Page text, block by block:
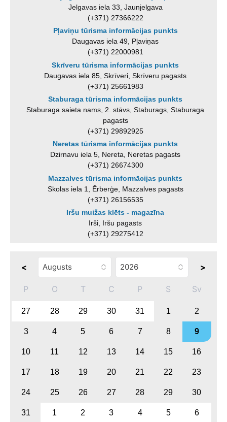
Jelgavas iela 33, Jaunjelgava
(+371) 27366222
Pļaviņu tūrisma informācijas punkts
Daugavas iela 49, Pļaviņas
(+371) 22000981
Skrīveru tūrisma informācijas punkts
Daugavas iela 85, Skrīveri, Skrīveru pagasts
(+371) 25661983
Staburaga tūrisma informācijas punkts
Staburaga saieta nams, 2. stāvs, Staburags, Staburaga
pagasts
(+371) 29892925
Neretas tūrisma informācijas punkts
Dzirnavu iela 5, Nereta, Neretas pagasts
(+371) 26674300
Mazzalves tūrisma informācijas punkts
Skolas iela 1, Ērberģe, Mazzalves pagasts
(+371) 26156535
Iršu muižas klēts - magazīna
Irši, Iršu pagasts
(+371) 29275412
< >
P O T C P S Sv
27 28 29 30 31 1 2
3 4 5 6 7 8 9
10 11 12 13 14 15 16
17 18 19 20 21 22 23
24 25 26 27 28 29 30
31 1 2 3 4 5 6